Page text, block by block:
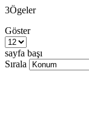
3Ögeler
Göster
sayfa başı
Sırala